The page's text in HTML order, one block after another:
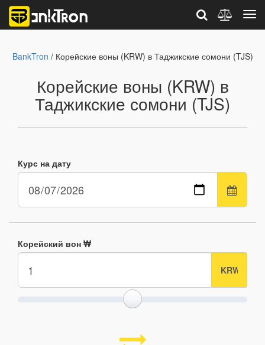
BankTron / Корейские воны (KRW) в Таджикские сомони (TJS)
Корейские воны (KRW) в
Таджикские сомони (TJS)
Курс на дату
Корейский вон ₩